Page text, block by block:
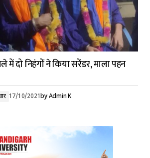
में दो निहंगों ने किया सरेंडर, माला पहन
17/10/2021byAdmin K